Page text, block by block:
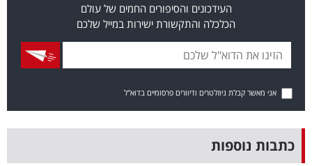
אחרינו:
העידכונים והסיפורים החמים של עולם
הכלכלה והתקשורת ישירות במייל שלכם
אני מאשר קבלת ניוזלטרים ודיוורים פרסומיים בדוא"ל
כתבות נוספות